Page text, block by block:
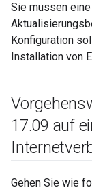
Sie müssen
Konfiguration
Installation von
17.09 auf
Gehen Sie wie